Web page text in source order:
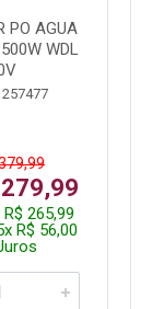
PO AGUA
WDL
R$ 265,99
R$ 56,00